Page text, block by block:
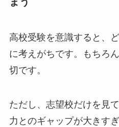
高校受験を意識すると、
に考えがちです。もちろ
切です。
ただし、志望校だけを見
力とのギャップが大きす